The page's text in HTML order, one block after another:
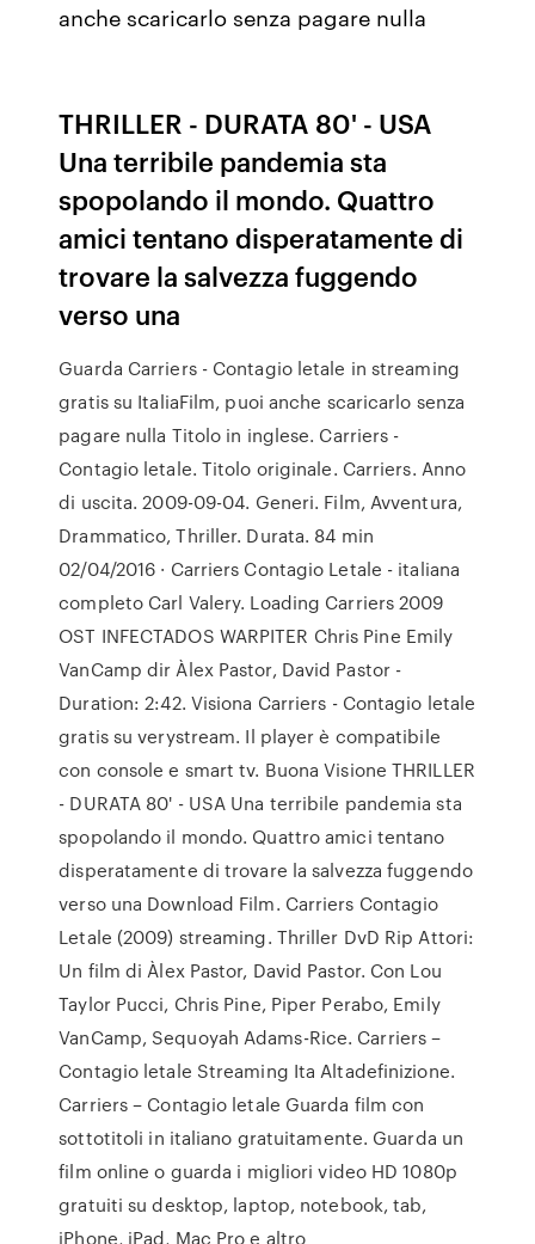
anche scaricarlo senza pagare nulla
THRILLER - DURATA 80' - USA
Una terribile pandemia sta
spopolando il mondo. Quattro
amici tentano disperatamente di
trovare la salvezza fuggendo
verso una
Guarda Carriers - Contagio letale in streaming
gratis su ItaliaFilm, puoi anche scaricarlo senza
pagare nulla Titolo in inglese. Carriers -
Contagio letale. Titolo originale. Carriers. Anno
di uscita. 2009-09-04. Generi. Film, Avventura,
Drammatico, Thriller. Durata. 84 min
02/04/2016 · Carriers Contagio Letale - italiana
completo Carl Valery. Loading Carriers 2009
OST INFECTADOS WARPITER Chris Pine Emily
VanCamp dir Àlex Pastor, David Pastor -
Duration: 2:42. Visiona Carriers - Contagio letale
gratis su verystream. Il player è compatibile
con console e smart tv. Buona Visione THRILLER
- DURATA 80' - USA Una terribile pandemia sta
spopolando il mondo. Quattro amici tentano
disperatamente di trovare la salvezza fuggendo
verso una Download Film. Carriers Contagio
Letale (2009) streaming. Thriller DvD Rip Attori:
Un film di Àlex Pastor, David Pastor. Con Lou
Taylor Pucci, Chris Pine, Piper Perabo, Emily
VanCamp, Sequoyah Adams-Rice. Carriers –
Contagio letale Streaming Ita Altadefinizione.
Carriers – Contagio letale Guarda film con
sottotitoli in italiano gratuitamente. Guarda un
film online o guarda i migliori video HD 1080p
gratuiti su desktop, laptop, notebook, tab,
iPhone, iPad, Mac Pro e altro